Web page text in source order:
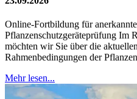
Online-Fortbildung für
Pflanzenschutzgeräteprüfung Im
möchten wir Sie über die
Rahmenbedingungen der
Mehr lesen...